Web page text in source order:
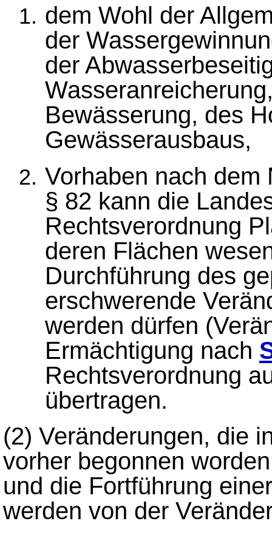
dem Wohl der
der
der
Bewässerung, des
Gewässerausbaus,
Vorhaben nach dem
§ 82 kann die
Rechtsverordnung
deren Flächen
Durchführung des
erschwerende
werden dürfen
Ermächtigung nach
Rechtsverordnung
übertragen.
(2) Veränderungen, die
vorher begonnen
und die Fortführung
werden von der